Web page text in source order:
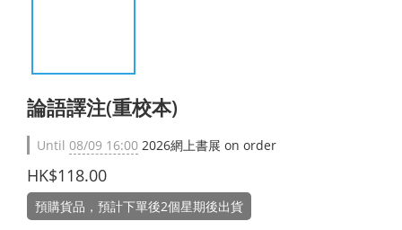
論語譯注(重校本)
Until 08/09 16:00 2026網上書展 on order
HK$118.00
預購貨品，預計下單後2個星期後出貨